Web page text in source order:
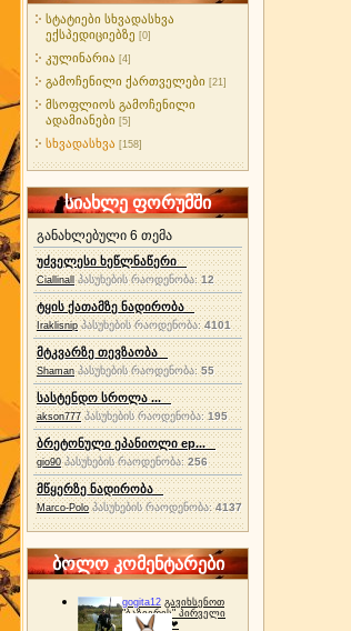
სტატიები სხვადასხვა
ექსპედიციებზე [0]
კულინარია [4]
გამოჩენილი ქართველები [21]
მსოფლიოს გამოჩენილი
ადამიანები [5]
სხვადასხვა [158]
სიახლე ფორუმში
განახლებული 6 თემა
უძველესი ხეწლნაწერი
Ciallinall პასუხების რაოდენობა:12
ტყის ქათამზე ნადირობა
Iraklisnip პასუხების რაოდენობა: 4101
მტკვარზე თევზაობა
Shaman პასუხების რაოდენობა:55
სასტენდო სროლა ...
akson777 პასუხების რაოდენობა:195
ბრეტონული ეპანიოლი ep...
gio90 პასუხების რაოდენობა:256
მწყერზე ნადირობა
Marco-Polo პასუხების რაოდენობა:4137
ბოლო კომენტარები
gogita12 გავიხსენოთ
"ბაზიერის" პირველი
ტურნირი ❤